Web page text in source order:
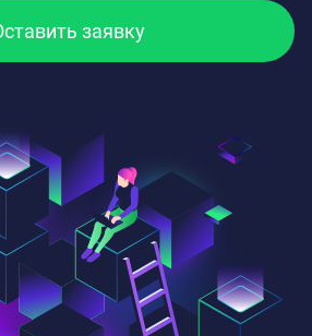
заявку